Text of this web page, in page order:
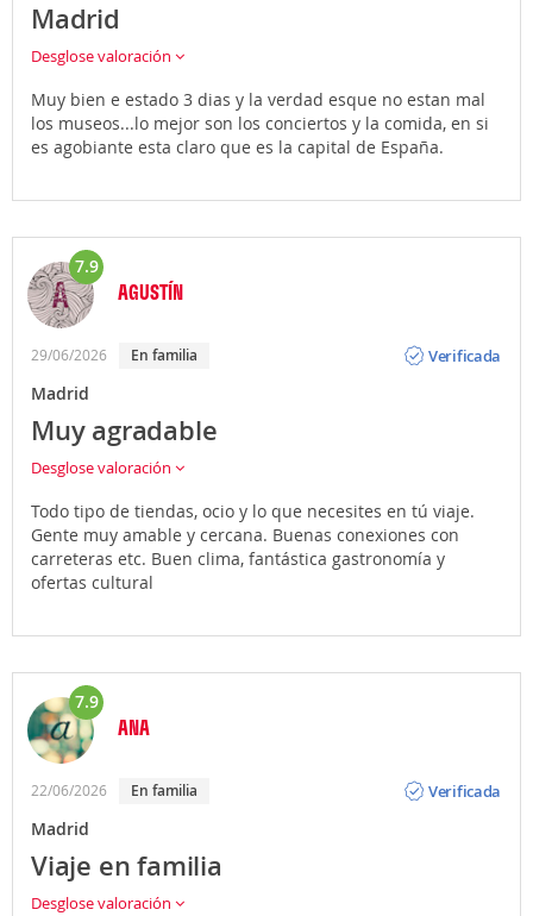
Madrid
Desglose valoración
Muy bien e estado 3 dias y la verdad esque no estan mal
los museos...lo mejor son los conciertos y la comida, en si
es agobiante esta claro que es la capital de España.
7.9
AGUSTÍN
29/06/2026 en familia
Verificada
Madrid
Muy agradable
Desglose valoración
Todo tipo de tiendas, ocio y lo que necesites en tú viaje.
Gente muy amable y cercana. Buenas conexiones con
carreteras etc. Buen clima, fantástica gastronomía y
ofertas cultural
7.9
ANA
22/06/2026 en familia
Verificada
Madrid
Viaje en familia
Desglose valoración